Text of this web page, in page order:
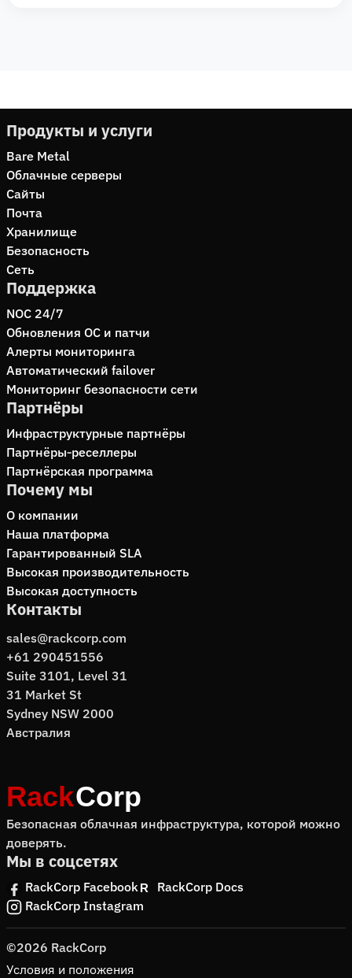
Продукты и услуги
Bare Metal
Облачные серверы
Сайты
Почта
Хранилище
Безопасность
Сеть
Поддержка
NOC 24/7
Обновления ОС и патчи
Алерты мониторинга
Автоматический failover
Мониторинг безопасности сети
Партнёры
Инфраструктурные партнёры
Партнёры‑реселлеры
Партнёрская программа
Почему мы
О компании
Наша платформа
Гарантированный SLA
Высокая производительность
Высокая доступность
Контакты
sales@rackcorp.com
+61 290451556
Suite 3101, Level 31
31 Market St
Sydney NSW 2000
Австралия
Безопасная облачная инфраструктура, которой можно
доверять.
Мы в соцсетях
RackCorp Facebook
RackCorp Docs
RackCorp Instagram
©2026 RackCorp
Условия и положения